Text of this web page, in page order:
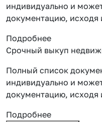
индивидуально и
документацию,
Подробнее
Срочный выкуп
Полный список
индивидуально и
документацию,
Подробнее